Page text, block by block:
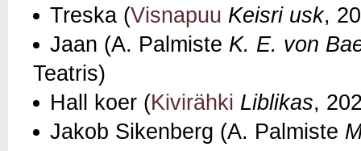
Treska (Visnapuu Keisri usk,
Jaan (A. Palmiste K. E. von
Teatris)
Hall koer (Kivirähki Liblikas,
Jakob Sikenberg (A. Palmiste